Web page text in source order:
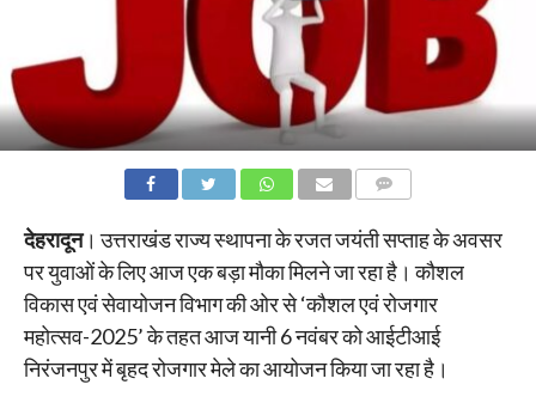
देहरादून। उत्तराखंड राज्य स्थापना के रजत जयंती सप्ताह के अवसर
पर युवाओं के लिए आज एक बड़ा मौका मिलने जा रहा है। कौशल
विकास एवं सेवायोजन विभाग की ओर से ‘कौशल एवं रोजगार
महोत्सव-2025’ के तहत आज यानी 6 नवंबर को आईटीआई
निरंजनपुर में बृहद रोजगार मेले का आयोजन किया जा रहा है।